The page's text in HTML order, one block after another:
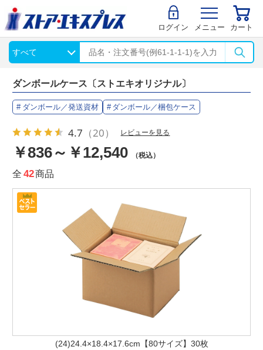
ログイン メニュー カート
ダンボールケース〔ストエキオリジナル〕
ダンボール／発送資材 ダンボール／梱包ケース
4.7 （20） レビューを見る
￥836～￥12,540 （税込）
全 42商品
(24)24.4×18.4×17.6cm【80サイズ】30枚